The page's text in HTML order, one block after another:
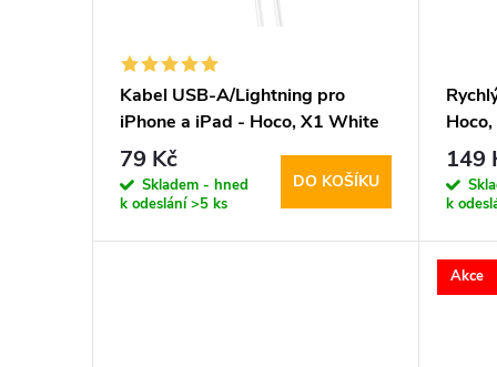
t
d
Kabel USB-A/Lightning pro
iPhone a iPad - Hoco, X1 White
100cm
79 Kč
Skladem - hned
k odeslání>5 ks
DO KOŠÍKU
149
k
Akce